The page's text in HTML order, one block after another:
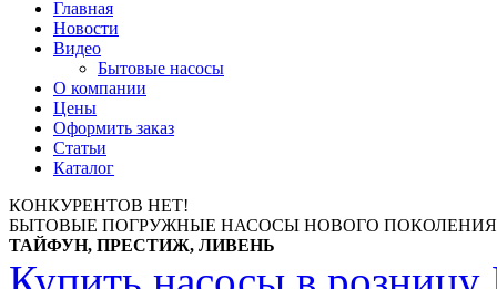
Главная
Новости
Видео
Бытовые насосы
О компании
Цены
Оформить заказ
Статьи
Каталог
КОНКУРЕНТОВ НЕТ!
БЫТОВЫЕ ПОГРУЖНЫЕ НАСОСЫ НОВОГО
ТАЙФУН, ПРЕСТИЖ, ЛИВЕНЬ